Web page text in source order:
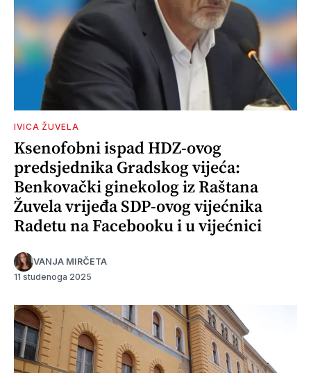
IVICA ŽUVELA
Ksenofobni ispad HDZ-ovog
predsjednika Gradskog vijeća:
Benkovački ginekolog iz Raštana
Žuvela vrijeđa SDP-ovog vijećnika
Radetu na Facebooku i u vijećnici
VANJA MIRČETA
11 studenoga 2025